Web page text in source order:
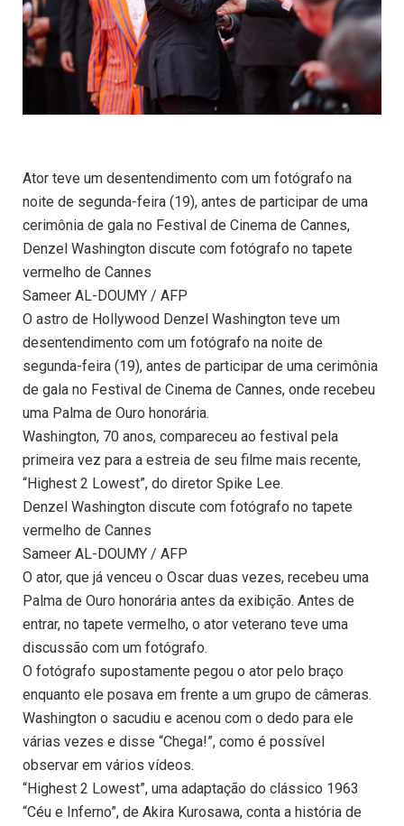
Ator teve um desentendimento com um fotógrafo na
noite de segunda-feira (19), antes de participar de uma
cerimônia de gala no Festival de Cinema de Cannes,
Denzel Washington discute com fotógrafo no tapete
vermelho de Cannes
Sameer AL-DOUMY / AFP
O astro de Hollywood Denzel Washington teve um
desentendimento com um fotógrafo na noite de
segunda-feira (19), antes de participar de uma cerimônia
de gala no Festival de Cinema de Cannes, onde recebeu
uma Palma de Ouro honorária.
Washington, 70 anos, compareceu ao festival pela
primeira vez para a estreia de seu filme mais recente,
“Highest 2 Lowest”, do diretor Spike Lee.
Denzel Washington discute com fotógrafo no tapete
vermelho de Cannes
Sameer AL-DOUMY / AFP
O ator, que já venceu o Oscar duas vezes, recebeu uma
Palma de Ouro honorária antes da exibição. Antes de
entrar, no tapete vermelho, o ator veterano teve uma
discussão com um fotógrafo.
O fotógrafo supostamente pegou o ator pelo braço
enquanto ele posava em frente a um grupo de câmeras.
Washington o sacudiu e acenou com o dedo para ele
várias vezes e disse “Chega!”, como é possível
observar em vários vídeos.
“Highest 2 Lowest”, uma adaptação do clássico 1963
“Céu e Inferno”, de Akira Kurosawa, conta a história de